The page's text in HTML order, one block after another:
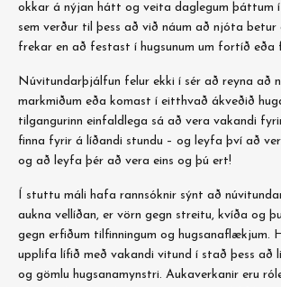
okkar á nýjan hátt og veita daglegum þáttum
sem verður til þess að við náum að njóta betur
frekar en að festast í hugsunum um fortíð eða
Núvitundarþjálfun felur ekki í sér að reyna að
markmiðum eða komast í eitthvað ákveðið
tilgangurinn einfaldlega sá að vera vakandi
finna fyrir á líðandi stundu – og leyfa því að
og að leyfa þér að vera eins og þú ert!
Í stuttu máli hafa rannsóknir sýnt að
aukna vellíðan, er vörn gegn streitu, kvíða og
gegn erfiðum tilfinningum og hugsanaflækjum.
upplifa lífið með vakandi vitund í stað þess að
og gömlu hugsanamynstri. Aukaverkanir eru